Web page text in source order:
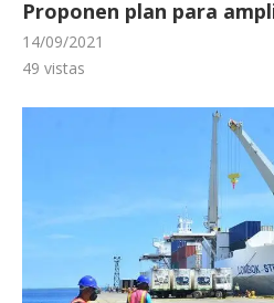
Proponen plan para
14/09/2021
49 vistas